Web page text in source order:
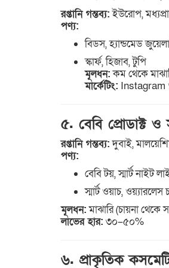
রপ্তানি গন্তব্য:ইউরোপ,
পণ্য:
বিডস, হ্যান্ডমেড
স্কার্ফ, হিজাব, টুপি
মূলধন:কম থেকে
মার্কেটিং: Instagram
৫. বেবি প্রোডাক্ট ও
রপ্তানি গন্তব্য:দুবাই,
পণ্য:
বেবি টয়, স্মার্ট নাইট
স্মার্ট ওয়াচ,
মূলধন:মাঝারি (চায়না থেকে
লাভের হার: ৩০–৫০%
৬. প্রাকৃতিক